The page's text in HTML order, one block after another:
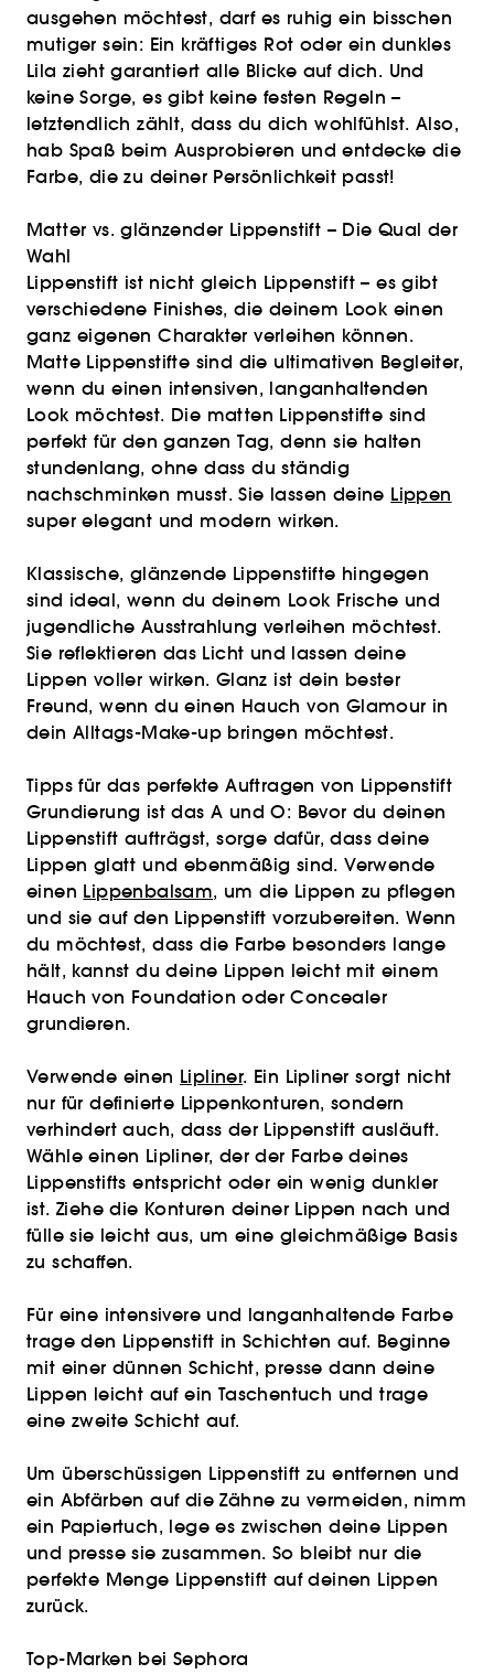
ausgehen möchtest, darf es ruhig ein bisschen
mutiger sein: Ein kräftiges Rot oder ein dunkles
Lila zieht garantiert alle Blicke auf dich. Und
keine Sorge, es gibt keine festen Regeln –
letztendlich zählt, dass du dich wohlfühlst. Also,
hab Spaß beim Ausprobieren und entdecke die
Farbe, die zu deiner Persönlichkeit passt!
Matter vs. glänzender Lippenstift – Die Qual der
Wahl
Lippenstift ist nicht gleich Lippenstift – es gibt
verschiedene Finishes, die deinem Look einen
ganz eigenen Charakter verleihen können.
Matte Lippenstifte sind die ultimativen Begleiter,
wenn du einen intensiven, langanhaltenden
Look möchtest. Die matten Lippenstifte sind
perfekt für den ganzen Tag, denn sie halten
stundenlang, ohne dass du ständig
nachschminken musst. Sie lassen deine Lippen
super elegant und modern wirken.
Klassische, glänzende Lippenstifte hingegen
sind ideal, wenn du deinem Look Frische und
jugendliche Ausstrahlung verleihen möchtest.
Sie reflektieren das Licht und lassen deine
Lippen voller wirken. Glanz ist dein bester
Freund, wenn du einen Hauch von Glamour in
dein Alltags-Make-up bringen möchtest.
Tipps für das perfekte Auftragen von Lippenstift
Grundierung ist das A und O: Bevor du deinen
Lippenstift aufträgst, sorge dafür, dass deine
Lippen glatt und ebenmäßig sind. Verwende
einen Lippenbalsam, um die Lippen zu pflegen
und sie auf den Lippenstift vorzubereiten. Wenn
du möchtest, dass die Farbe besonders lange
hält, kannst du deine Lippen leicht mit einem
Hauch von Foundation oder Concealer
grundieren.
Verwende einen Lipliner. Ein Lipliner sorgt nicht
nur für definierte Lippenkonturen, sondern
verhindert auch, dass der Lippenstift ausläuft.
Wähle einen Lipliner, der der Farbe deines
Lippenstifts entspricht oder ein wenig dunkler
ist. Ziehe die Konturen deiner Lippen nach und
fülle sie leicht aus, um eine gleichmäßige Basis
zu schaffen.
Für eine intensivere und langanhaltende Farbe
trage den Lippenstift in Schichten auf. Beginne
mit einer dünnen Schicht, presse dann deine
Lippen leicht auf ein Taschentuch und trage
eine zweite Schicht auf.
Um überschüssigen Lippenstift zu entfernen und
ein Abfärben auf die Zähne zu vermeiden, nimm
ein Papiertuch, lege es zwischen deine Lippen
und presse sie zusammen. So bleibt nur die
perfekte Menge Lippenstift auf deinen Lippen
zurück.
Top-Marken bei Sephora